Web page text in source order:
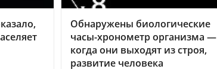
Обнаружены биологические
часы-хронометр организма —
когда они выходят из строя,
развитие человека